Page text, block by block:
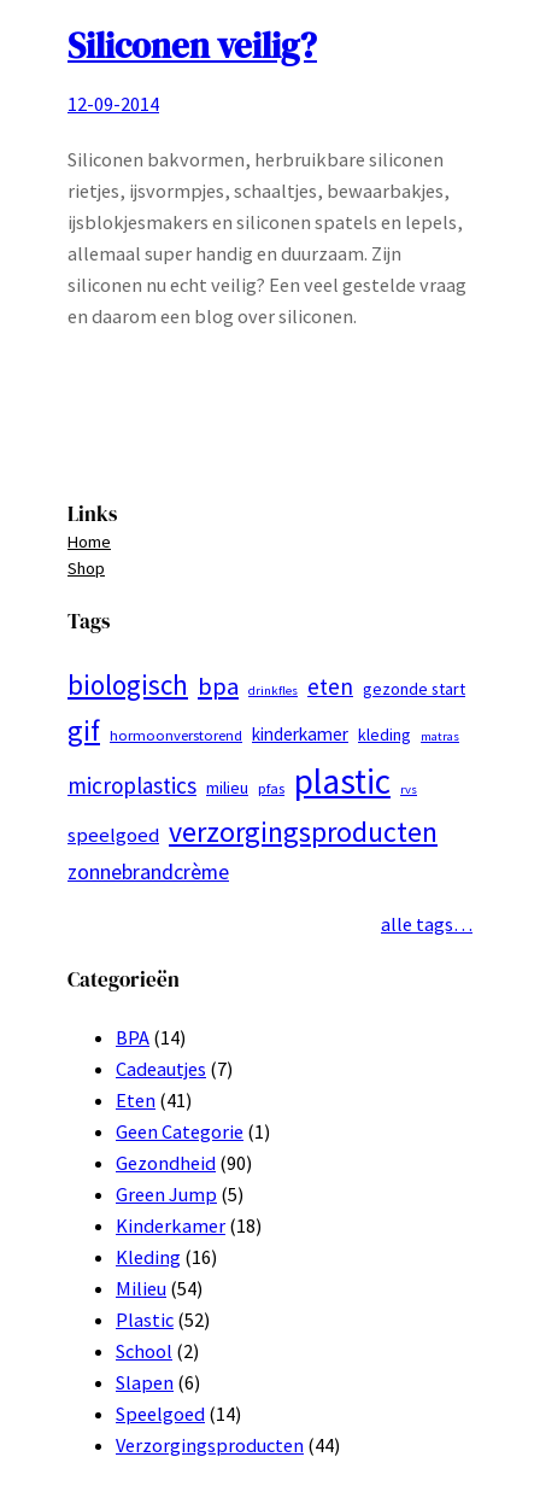
Siliconen veilig?
12-09-2014
Siliconen bakvormen, herbruikbare siliconen
rietjes, ijsvormpjes, schaaltjes, bewaarbakjes,
ijsblokjesmakers en siliconen spatels en lepels,
allemaal super handig en duurzaam. Zijn
siliconen nu echt veilig? Een veel gestelde vraag
en daarom een blog over siliconen.
Links
Home
Shop
Tags
biologisch bpa drinkfles eten gezonde start
gif hormoonverstorend kinderkamer kleding matras
microplastics milieu pfas plastic rvs
speelgoed verzorgingsproducten
zonnebrandcrème
alle tags…
Categorieën
BPA (14)
Cadeautjes (7)
Eten (41)
Geen Categorie (1)
Gezondheid (90)
Green Jump (5)
Kinderkamer (18)
Kleding (16)
Milieu (54)
Plastic (52)
School (2)
Slapen (6)
Speelgoed (14)
Verzorgingsproducten (44)